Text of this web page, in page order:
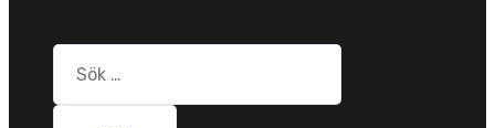
Sök
efter: